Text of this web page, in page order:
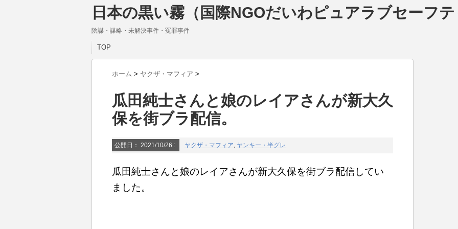
日本の黒い霧（国際NGOだいわピュアラブセーフテ
陰謀・謀略・未解決事件・冤罪事件
TOP
ホーム > ヤクザ・マフィア >
瓜田純士さんと娘のレイアさんが新大久
保を街ブラ配信。
公開日： 2021/10/26 : ヤクザ・マフィア, ヤンキー・半グレ
瓜田純士さんと娘のレイアさんが新大久保を街ブラ配信してい
ました。